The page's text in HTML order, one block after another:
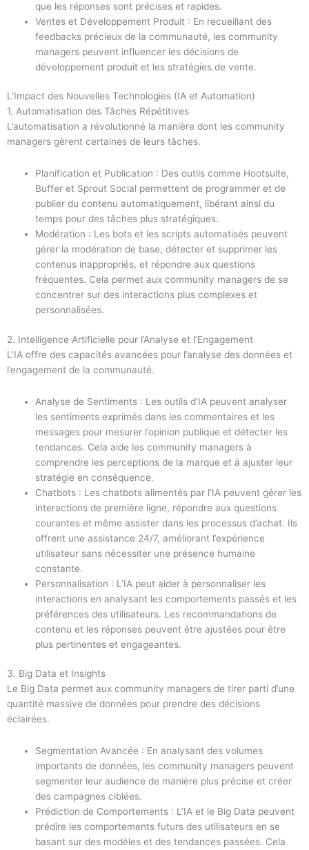
que les réponses sont précises et rapides.
Ventes et Développement Produit : En recueillant des
feedbacks précieux de la communauté, les community
managers peuvent influencer les décisions de
développement produit et les stratégies de vente.
L’Impact des Nouvelles Technologies (IA et Automation)
1. Automatisation des Tâches Répétitives
L’automatisation a révolutionné la manière dont les community
managers gèrent certaines de leurs tâches.
Planification et Publication : Des outils comme Hootsuite,
Buffer et Sprout Social permettent de programmer et de
publier du contenu automatiquement, libérant ainsi du
temps pour des tâches plus stratégiques.
Modération : Les bots et les scripts automatisés peuvent
gérer la modération de base, détecter et supprimer les
contenus inappropriés, et répondre aux questions
fréquentes. Cela permet aux community managers de se
concentrer sur des interactions plus complexes et
personnalisées.
2. Intelligence Artificielle pour l’Analyse et l’Engagement
L’IA offre des capacités avancées pour l’analyse des données et
l’engagement de la communauté.
Analyse de Sentiments : Les outils d’IA peuvent analyser
les sentiments exprimés dans les commentaires et les
messages pour mesurer l’opinion publique et détecter les
tendances. Cela aide les community managers à
comprendre les perceptions de la marque et à ajuster leur
stratégie en conséquence.
Chatbots : Les chatbots alimentés par l’IA peuvent gérer les
interactions de première ligne, répondre aux questions
courantes et même assister dans les processus d’achat. Ils
offrent une assistance 24/7, améliorant l’expérience
utilisateur sans nécessiter une présence humaine
constante.
Personnalisation : L’IA peut aider à personnaliser les
interactions en analysant les comportements passés et les
préférences des utilisateurs. Les recommandations de
contenu et les réponses peuvent être ajustées pour être
plus pertinentes et engageantes.
3. Big Data et Insights
Le Big Data permet aux community managers de tirer parti d’une
quantité massive de données pour prendre des décisions
éclairées.
Segmentation Avancée : En analysant des volumes
importants de données, les community managers peuvent
segmenter leur audience de manière plus précise et créer
des campagnes ciblées.
Prédiction de Comportements : L’IA et le Big Data peuvent
prédire les comportements futurs des utilisateurs en se
basant sur des modèles et des tendances passées. Cela